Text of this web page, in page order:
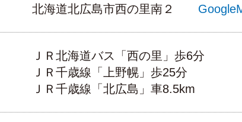
北海道北広島市西の里南２
ＪＲ北海道バス「西の里」歩6分
ＪＲ千歳線「上野幌」歩25分
ＪＲ千歳線「北広島」車8.5km